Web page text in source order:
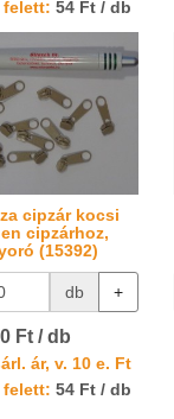
felett: 54 Ft / db
cipzár kocsi
cipzárhoz,
(15392)
db +
Ft / db
ár, v. 10 e. Ft
felett: 54 Ft / db